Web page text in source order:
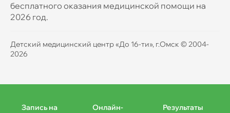
бесплатного оказания медицинской помощи на
2026 год.
Детский медицинский центр «До 16-ти», г.Омск © 2004-
2026
Запись на
Онлайн-
Результаты